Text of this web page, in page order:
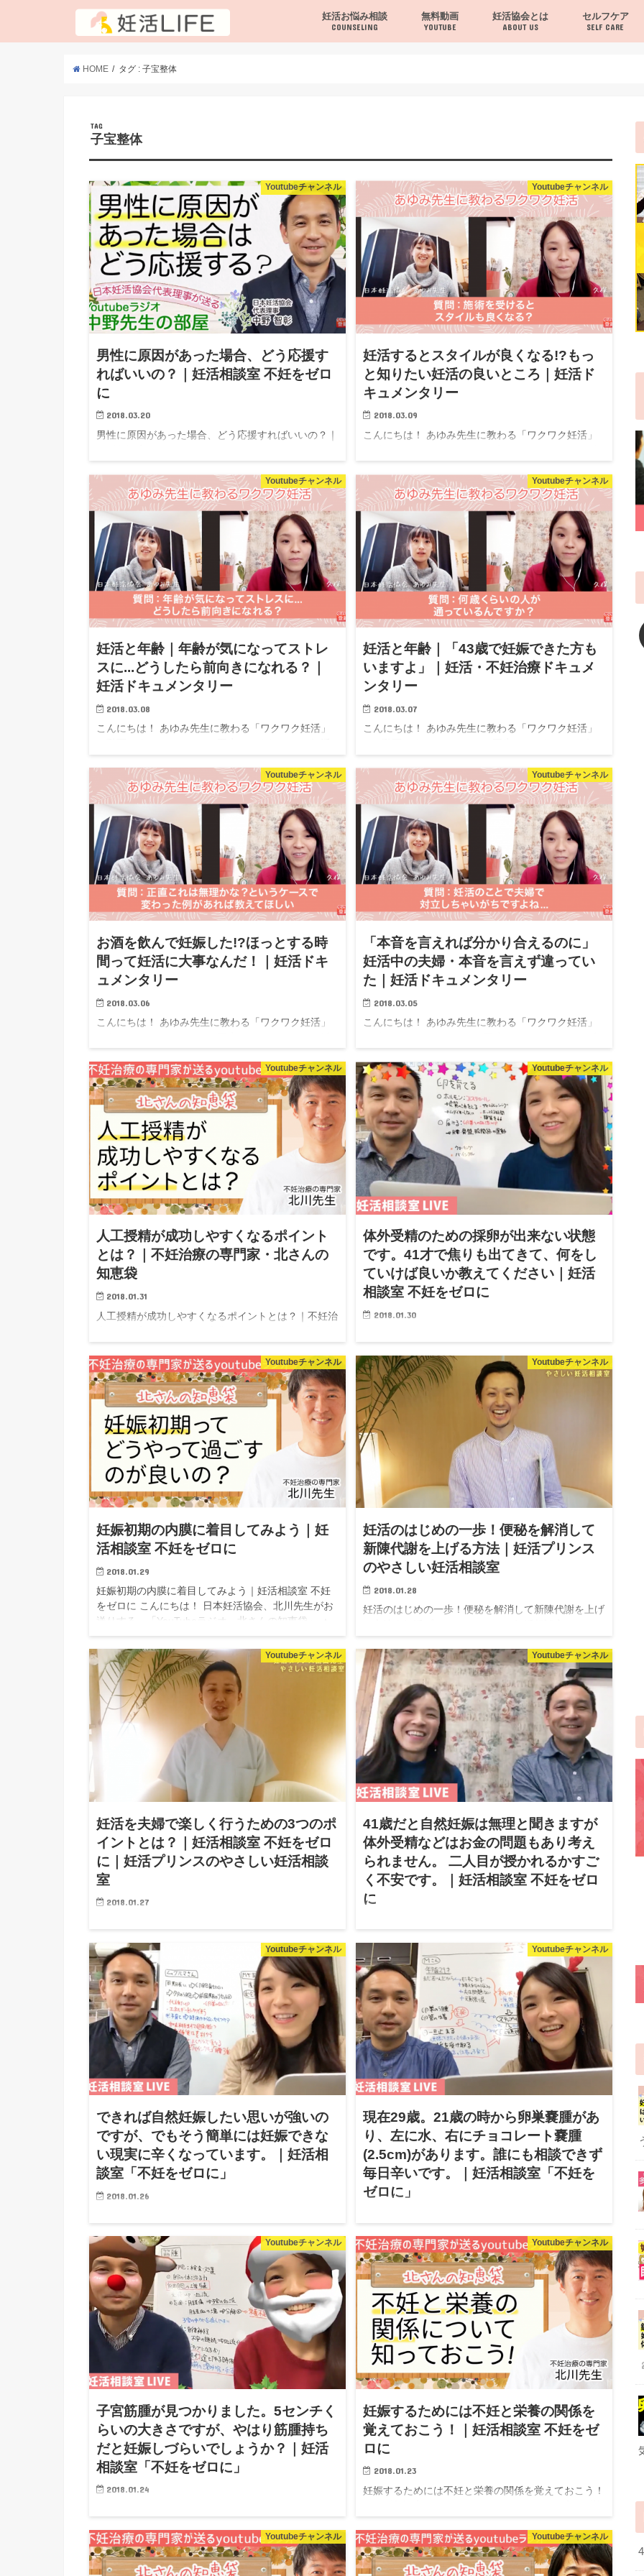
妊活お悩み相談
COUNSELING
無料動画
YOUTUBE
妊活協会とは
ABOUT US
セルフケア
SELF CARE
HOME タグ : 子宝整体
TAG
子宝整体
Youtubeチャンネル
男性に原因があった場合、どう応援す
ればいいの？｜妊活相談室 不妊をゼロ
に
2018.03.20
男性に原因があった場合、どう応援すればいいの？｜
ます！
Youtubeチャンネル
妊活するとスタイルが良くなる!?もっ
と知りたい妊活の良いところ｜妊活ド
キュメンタリー
2018.03.09
こんにちは！ あゆみ先生に教わる「ワクワク妊活」
妊活専門の情報チャンネルです。 妊活にまつわる
様々な不安や疑問に妊活のプロ...
Youtubeチャンネル
妊活と年齢｜年齢が気になってストレ
スに...どうしたら前向きになれる？｜
妊活ドキュメンタリー
2018.03.08
こんにちは！ あゆみ先生に教わる「ワクワク妊活」
妊活専門の情報チャンネルです。 妊活にまつわる
様々な不安や疑問に妊活のプロ...
Youtubeチャンネル
妊活と年齢｜「43歳で妊娠できた方も
いますよ」｜妊活・不妊治療ドキュメ
ンタリー
2018.03.07
こんにちは！ あゆみ先生に教わる「ワクワク妊活」
る妊活専門の情報チャンネルです。 妊活にまつわる
様々な不安や疑問に...
Youtubeチャンネル
お酒を飲んで妊娠した!?ほっとする時
間って妊活に大事なんだ！｜妊活ドキ
ュメンタリー
2018.03.06
こんにちは！ あゆみ先生に教わる「ワクワク妊活」
妊活専門の情報チャンネルです。 妊活にまつわる
様々な不安や疑問に妊活のプロ...
Youtubeチャンネル
「本音を言えれば分かり合えるのに」
妊活中の夫婦・本音を言えず違ってい
た｜妊活ドキュメンタリー
2018.03.05
こんにちは！ あゆみ先生に教わる「ワクワク妊活」
妊活専門の情報チャンネルです。 妊活にまつわる
様々な不安や疑問に妊活のプロ...
Youtubeチャンネル
人工授精が成功しやすくなるポイント
とは？｜不妊治療の専門家・北さんの
知恵袋
2018.01.31
人工授精が成功しやすくなるポイントとは？｜不妊治
さんの知恵袋」 ▲動画です。クリックして再生して
ください♩ 妊活相談...
Youtubeチャンネル
体外受精のための採卵が出来ない状態
です。41才で焦りも出てきて、何をし
ていけば良いか教えてください｜妊活
相談室 不妊をゼロに
2018.01.30
い｜妊活相談室 不妊をゼロに こんにちは！久保で
す。 日本妊活協会がお送りする、「妊活相談室」を
お送りします！ ▲動画です。...
Youtubeチャンネル
妊娠初期の内膜に着目してみよう｜妊
活相談室 不妊をゼロに
2018.01.29
妊娠初期の内膜に着目してみよう｜妊活相談室 不妊
をゼロに こんにちは！ 日本妊活協会、北川先生がお
送りする、「YouTubeラジオ 北さんの知恵袋」 ▲
談室は、一般社団法人...
Youtubeチャンネル
妊活のはじめの一歩！便秘を解消して
新陳代謝を上げる方法｜妊活プリンス
のやさしい妊活相談室
2018.01.28
妊活のはじめの一歩！便秘を解消して新陳代謝を上げ
をお送りします！ ▲動画です。クリックして再生し
てください♩ 妊活相談室は、...
Youtubeチャンネル
妊活を夫婦で楽しく行うための3つのポ
イントとは？｜妊活相談室 不妊をゼロ
に｜妊活プリンスのやさしい妊活相談
室
2018.01.27
い妊活相談室こんにちは！ 日本妊活協会がお送りす
る、「妊活相談室」をお送りします！▲動画です。ク
リックして再生してください♩...
Youtubeチャンネル
41歳だと自然妊娠は無理と聞きますが
体外受精などはお金の問題もあり考え
られません。 二人目が授かれるかすご
く不安です。｜妊活相談室 不妊をゼロ
に
41歳だと自然妊娠は無理と聞きますが体外受精など
はお金の問題もあり考えられません。 二人目が授か
れるかすごく不安です。｜妊活相談室 不妊をゼロに
こんにちは！久保です。 日本妊活協会がお送りす
る、「妊活相談室」をお送りし...
Youtubeチャンネル
できれば自然妊娠したい思いが強いの
ですが、でもそう簡単には妊娠できな
い現実に辛くなっています。｜妊活相
談室「不妊をゼロに」
2018.01.26
妊活相談室「不妊をゼロに」 こんにちは！久保で
す。 日本妊活協会がお送りする、「妊活相談室」を
お送りします！ ▲動画です。ク...
Youtubeチャンネル
現在29歳。21歳の時から卵巣嚢腫があ
り、左に水、右にチョコレート嚢腫
(2.5cm)があります。誰にも相談できず
毎日辛いです。｜妊活相談室「不妊を
ゼロに」
現在29歳。21歳の時から卵巣嚢腫があり、左に水、
右にチョコレート嚢腫(2.5cm)があります。誰にも相
談できず毎日辛いです。｜妊活相談室「不妊をゼロ
に」 こんにちは！久保です。 日本妊活協会がお送り
する、「妊活相談室」...
Youtubeチャンネル
子宮筋腫が見つかりました。5センチく
らいの大きさですが、やはり筋腫持ち
だと妊娠しづらいでしょうか？｜妊活
相談室「不妊をゼロに」
2018.01.24
か？｜妊活相談室「不妊をゼロに」 こんにちは！久
保です。 日本妊活協会がお送りする、「妊活相談
室」をお送りします！ ▲動画です...
Youtubeチャンネル
妊娠するためには不妊と栄養の関係を
覚えておこう！｜妊活相談室 不妊をゼ
ロに
2018.01.23
妊娠するためには不妊と栄養の関係を覚えておこう！
んの知恵袋」 ▲動画です。クリックして再生してく
ださい♩ 妊活相談...
Youtubeチャンネル Youtubeチャンネル